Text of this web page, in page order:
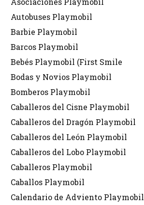
Autobuses Playmobil
Barbie Playmobil
Barcos Playmobil
Bebés Playmobil (First Smile
Bodas y Novios Playmobil
Bomberos Playmobil
Caballeros del Cisne Playmobil
Caballeros del Dragón Playmobil
Caballeros del León Playmobil
Caballeros del Lobo Playmobil
Caballeros Playmobil
Caballos Playmobil
Calendario de Adviento Playmobil